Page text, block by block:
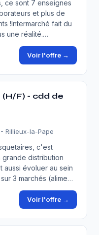
ce sont 7 enseignes
et plus de
!Intermarché fait du
une réalité.…
Voir l'offre →
(H/F) - cdd de
- Rillieux-la-Pape
c'est
distribution
aussi évoluer au sein
3 marchés (alime…
Voir l'offre →